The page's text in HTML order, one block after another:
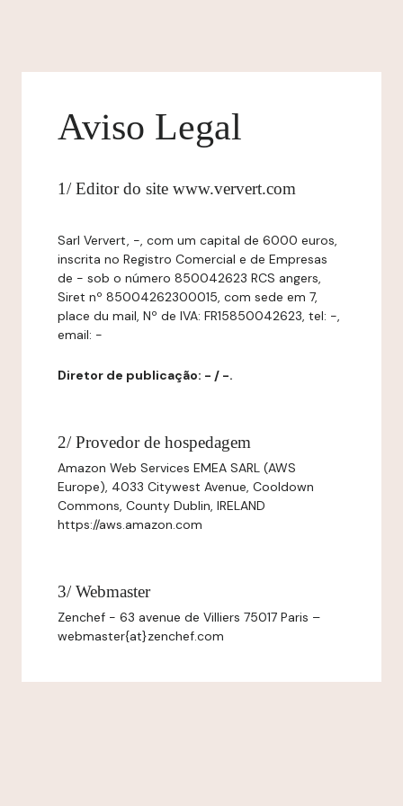
Aviso Legal
1/ Editor do site www.ververt.com
Sarl Ververt, -, com um capital de 6000 euros,
inscrita no Registro Comercial e de Empresas
de - sob o número 850042623 RCS angers,
Siret nº 85004262300015, com sede em 7,
place du mail, Nº de IVA: FR15850042623, tel: -,
email: -
Diretor de publicação: - / -.
2/ Provedor de hospedagem
Amazon Web Services EMEA SARL (AWS
Europe), 4033 Citywest Avenue, Cooldown
Commons, County Dublin, IRELAND
https://aws.amazon.com
3/ Webmaster
Zenchef - 63 avenue de Villiers 75017 Paris –
webmaster{at}zenchef.com